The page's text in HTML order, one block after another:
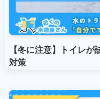
【冬に注意】トイレ
対策